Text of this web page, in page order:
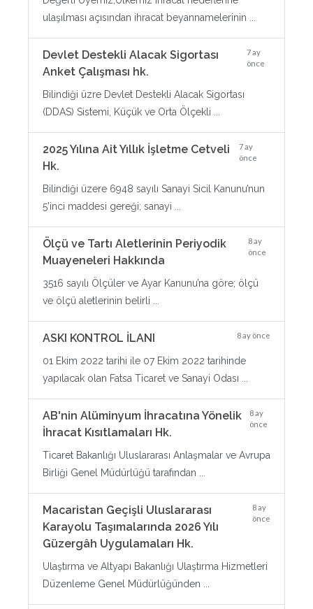
ulaşılması açısından ihracat beyannamelerinin ...
Devlet Destekli Alacak Sigortası
Anket Çalışması hk.
7 ay
önce
Bilindiği üzre Devlet Destekli Alacak Sigortası
(DDAS) Sistemi, Küçük ve Orta Ölçekli ...
2025 Yılına Ait Yıllık İşletme Cetveli
Hk.
7 ay
önce
Bilindiği üzere 6948 sayılı Sanayi Sicil Kanunu’nun
5’inci maddesi gereği; sanayi ...
Ölçü ve Tartı Aletlerinin Periyodik
Muayeneleri Hakkında
8 ay
önce
3516 sayılı Ölçüler ve Ayar Kanunu’na göre; ölçü
ve ölçü aletlerinin belirli ...
ASKI KONTROL İLANI 8 ay önce
01 Ekim 2022 tarihi ile 07 Ekim 2022 tarihinde
yapılacak olan Fatsa Ticaret ve Sanayi Odası ...
AB'nin Alüminyum İhracatına Yönelik
İhracat Kısıtlamaları Hk.
8 ay
önce
Ticaret Bakanlığı Uluslararası Anlaşmalar ve Avrupa
Birliği Genel Müdürlüğü tarafından ...
Macaristan Geçişli Uluslararası
Karayolu Taşımalarında 2026 Yılı
Güzergâh Uygulamaları Hk.
8 ay
önce
Ulaştırma ve Altyapı Bakanlığı Ulaştırma Hizmetleri
Düzenleme Genel Müdürlüğünden ...